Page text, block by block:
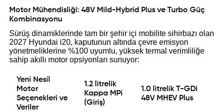
Motor Mühendisliği: 48V Mild-Hybrid Plus ve Turbo Güç
Kombinasyonu
Sürüş dinamiklerinde tam bir şehir içi mobilite sihirbazı olan
2027 Hyundai i20, kaputunun altında çevre emisyon
yönetmeliklerine %100 uyumlu, yüksek termal verimliliğe
sahip akıllı motor opsiyonları sunuyor:
Yeni Nesil
Motor
Seçenekleri ve
Veriler
1.2 litrelik
Kappa MPi
(Giriş)
1.0 litrelik T-GDi
48V MHEV Plus